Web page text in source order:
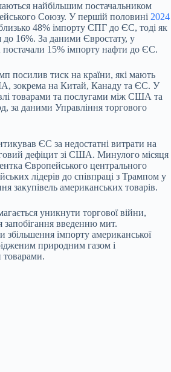
найбільшим постачальником
Союзу. У першій половині 2024
48% імпорту СПГ до ЄС, тоді як
до 16%. За даними Євростату, у
15% імпорту нафти до ЄС.
посилив тиск на країни, які мають
зокрема на Китай, Канаду та ЄС. У
товарами та послугами між США та
за даними Управління торгового
ЄС за недостатні витрати на
дефіцит зі США. Минулого місяця
Європейського центрального
лідерів до співпраці з Трампом у
закупівель американських товарів.
уникнути торгової війни,
запобігання введенню мит.
збільшення імпорту американської
природним газом і
товарами.